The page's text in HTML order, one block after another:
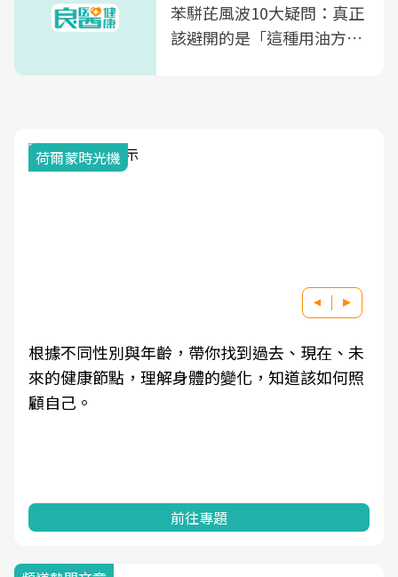
苯駢芘風波10大疑問：真正
該避開的是「這種用油方
荷爾蒙時光機
根據不同性別與年齡，帶你找到過去、現在、未
來的健康節點，理解身體的變化，知道該如何照
顧自己。
前往專題